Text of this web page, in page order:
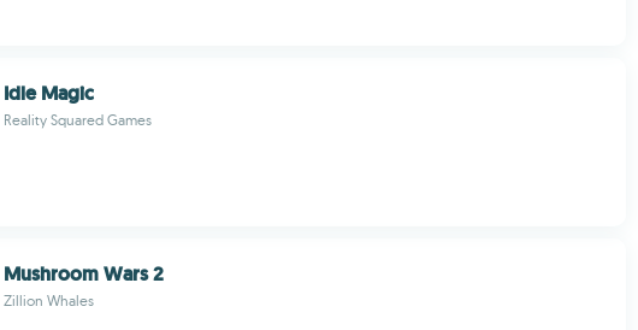
Idle Magic
Reality Squared Games
Mushroom Wars 2
Zillion Whales